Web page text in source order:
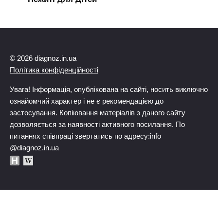
© 2026 diagnoz.in.ua
Політика конфіденційності
Увага! Інформація, опублікована на сайті, носить виключно
ознайомчий характер і не є рекомендацією до
застосування. Копіювання матеріалів з даного сайту
дозволяється за наявності активного посилання. По
питаннях співпраці звертатись по адресу:info
@diagnoz.in.ua